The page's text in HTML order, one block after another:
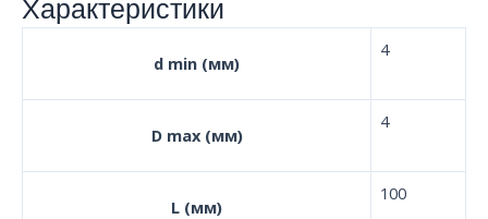
Характеристики
d min (мм)
4
D max (мм)
4
L (мм)
100